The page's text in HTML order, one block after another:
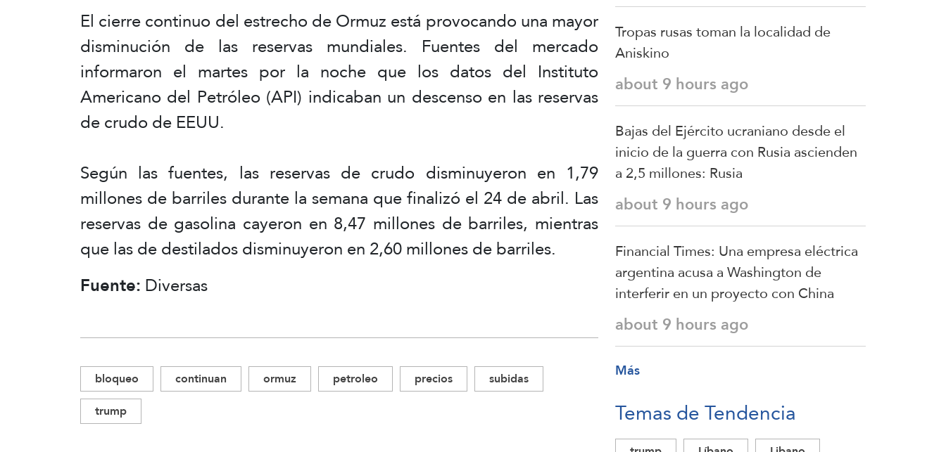
El cierre continuo del estrecho de Ormuz está provocando una mayor
disminución de las reservas mundiales. Fuentes del mercado
informaron el martes por la noche que los datos del Instituto
Americano del Petróleo (API) indicaban un descenso en las reservas
de crudo de EEUU.
Según las fuentes, las reservas de crudo disminuyeron en 1,79
millones de barriles durante la semana que finalizó el 24 de abril. Las
reservas de gasolina cayeron en 8,47 millones de barriles, mientras
que las de destilados disminuyeron en 2,60 millones de barriles.
Fuente:Diversas
bloqueo continuan ormuz petroleo precios
subidas
trump
Tropas rusas toman la localidad de
Aniskino
about 9 hours ago
Bajas del Ejército ucraniano desde el
inicio de la guerra con Rusia ascienden
a 2,5 millones: Rusia
about 9 hours ago
Financial Times: Una empresa eléctrica
argentina acusa a Washington de
interferir en un proyecto con China
about 9 hours ago
Más
Temas de Tendencia